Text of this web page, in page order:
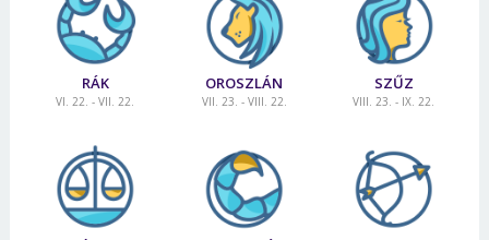
RÁK
VI. 22. - VII. 22.
OROSZLÁN
VII. 23. - VIII. 22.
SZŰZ
VIII. 23. - IX. 22.